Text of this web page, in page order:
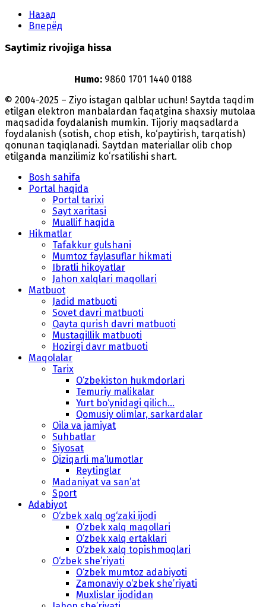
Назад
Вперёд
Saytimiz rivojiga hissa
Humo: 9860 1701 1440 0188
© 2004-2025 – Ziyo istagan qalblar uchun! Saytda taqdim
etilgan elektron manbalardan faqatgina shaxsiy mutolaa
maqsadida foydalanish mumkin. Tijoriy maqsadlarda
foydalanish (sotish, chop etish, ko‘paytirish, tarqatish)
qonunan taqiqlanadi. Saytdan materiallar olib chop
etilganda manzilimiz koʻrsatilishi shart.
Bosh sahifa
Portal haqida
Portal tarixi
Sayt xaritasi
Muallif haqida
Hikmatlar
Tafakkur gulshani
Mumtoz faylasuflar hikmati
Ibratli hikoyatlar
Jahon xalqlari maqollari
Matbuot
Jadid matbuoti
Sovet davri matbuoti
Qayta qurish davri matbuoti
Mustaqillik matbuoti
Hozirgi davr matbuoti
Maqolalar
Tarix
O‘zbekiston hukmdorlari
Temuriy malikalar
Yurt bo‘ynidagi qilich...
Qomusiy olimlar, sarkardalar
Oila va jamiyat
Suhbatlar
Siyosat
Qiziqarli ma’lumotlar
Reytinglar
Madaniyat va san’at
Sport
Adabiyot
O‘zbek xalq og‘zaki ijodi
O‘zbek xalq maqollari
O‘zbek xalq ertaklari
O‘zbek xalq topishmoqlari
O‘zbek she’riyati
O‘zbek mumtoz adabiyoti
Zamonaviy o‘zbek she’riyati
Muxlislar ijodidan